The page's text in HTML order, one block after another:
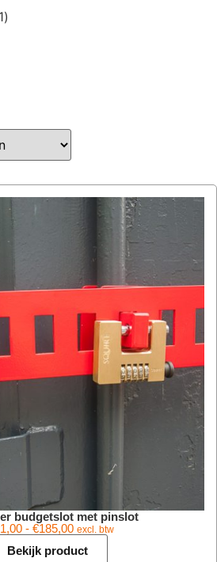
1)
budgetslot met pinslot
- €185,00 excl. btw
Bekijk product